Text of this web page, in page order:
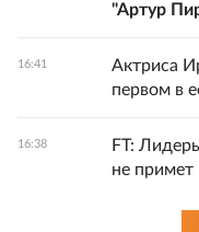
"Артур
16:41
Актриса
первом в
16:38
FT:
не примет